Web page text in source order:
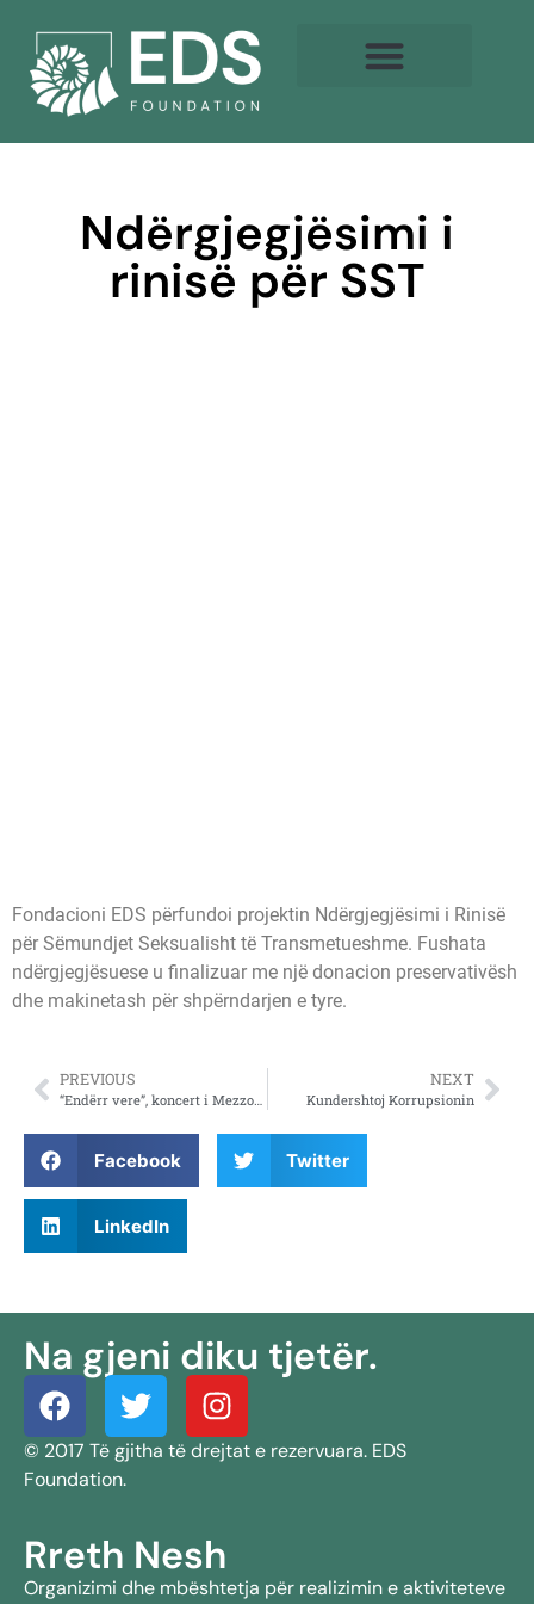
Ndërgjegjësimi i
rinisë për SST
Fondacioni EDS përfundoi projektin Ndërgjegjësimi i Rinisë
për Sëmundjet Seksualisht të Transmetueshme. Fushata
ndërgjegjësuese u finalizuar me një donacion preservativësh
dhe makinetash për shpërndarjen e tyre.
PREVIOUS
“Endërr vere”, koncert i Mezzo-Soprano Vikena Kamenica dhe pianistes Merita Rexha (Tërshana)
NEXT
Kundershtoj Korrupsionin
Facebook Twitter
LinkedIn
Na gjeni diku tjetër.
© 2017 Të gjitha të drejtat e rezervuara. EDS
Foundation.
Rreth Nesh
Organizimi dhe mbështetja për realizimin e aktiviteteve